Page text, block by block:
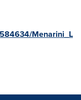
Menarini_L